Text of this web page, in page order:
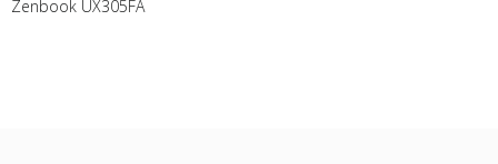
Zenbook UX305FA